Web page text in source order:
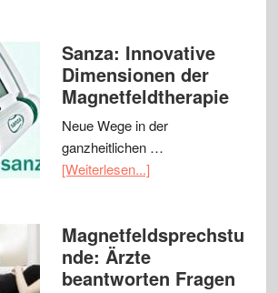
Sanza: Innovative
Dimensionen der
Magnetfeldtherapie
Neue Wege in der
ganzheitlichen …
[Weiterlesen...]
Magnetfeldsprechstu
nde: Ärzte
beantworten Fragen